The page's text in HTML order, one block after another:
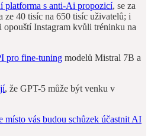
platforma s anti-Ai propozicí, se za
ze 40 tisíc na 650 tisíc uživatelů; i
opouští Instagram kvůli tréninku na
pro fine-tuning modelů Mistral 7B a
, že GPT-5 může být venku v
místo vás budou schůzek účastnit AI